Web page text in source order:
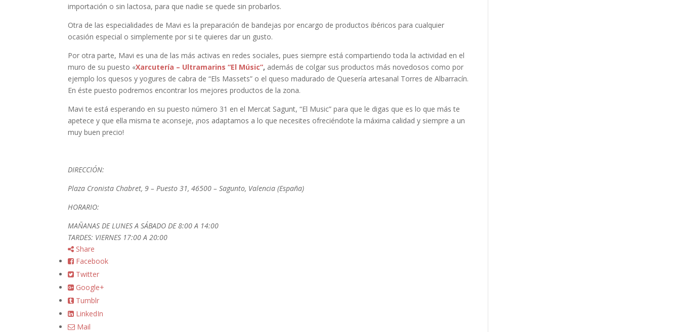
importación o sin lactosa, para que nadie se quede sin probarlos.
Otra de las especialidades de Mavi es la preparación de bandejas por encargo de productos ibéricos para cualquier
ocasión especial o simplemente por si te quieres dar un gusto.
Por otra parte, Mavi es una de las más activas en redes sociales, pues siempre está compartiendo toda la actividad en el
muro de su puesto «Xarcutería – Ultramarins “El Músic”, además de colgar sus productos más novedosos como por
ejemplo los quesos y yogures de cabra de “Els Massets” o el queso madurado de Quesería artesanal Torres de Albarracín.
En éste puesto podremos encontrar los mejores productos de la zona.
Mavi te está esperando en su puesto número 31 en el Mercat Sagunt, “El Music” para que le digas que es lo que más te
apetece y que ella misma te aconseje, ¡nos adaptamos a lo que necesites ofreciéndote la máxima calidad y siempre a un
muy buen precio!
DIRECCIÓN:
Plaza Cronista Chabret, 9 – Puesto 31, 46500 – Sagunto, Valencia (España)
HORARIO:
MAÑANAS DE LUNES A SÁBADO DE 8:00 A 14:00
TARDES: VIERNES 17:00 A 20:00
Share
Facebook
Twitter
Google+
Tumblr
LinkedIn
Mail